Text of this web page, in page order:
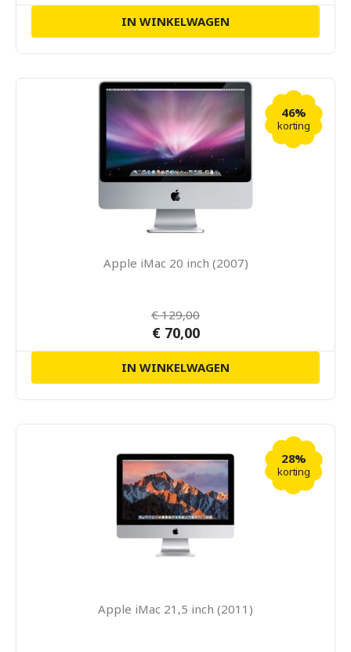
IN WINKELWAGEN
46%
korting
Apple iMac 20 inch (2007)
€ 129,00
€ 70,00
IN WINKELWAGEN
28%
korting
Apple iMac 21,5 inch (2011)